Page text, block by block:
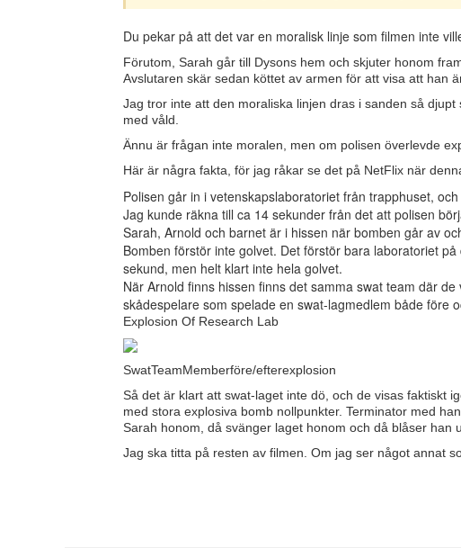
Du pekar på att det var en moralisk linje som filmen inte
Förutom, Sarah går till Dysons hem och skjuter honom
Avslutaren skär sedan köttet av armen för att visa att han
Jag tror inte att den moraliska linjen dras i sanden så
med våld.
Ännu är frågan inte moralen, men om polisen överlevde
Här är några fakta, för jag råkar se det på NetFlix när
Polisen går in i vetenskapslaboratoriet från trapphuset,
Jag kunde räkna till ca 14 sekunder från det att polisen
Sarah, Arnold och barnet är i hissen när bomben går av
Bomben förstör inte golvet. Det förstör bara laboratoriet
sekund, men helt klart inte hela golvet.
När Arnold finns hissen finns det samma swat team där
skådespelare som spelade en swat-lagmedlem både före
Explosion Of Research Lab
SwatTeamMemberföre/efterexplosion
Så det är klart att swat-laget inte dö, och de visas faktiskt
med stora explosiva bomb nollpunkter. Terminator med
Sarah honom, då svänger laget honom och då blåser han
Jag ska titta på resten av filmen. Om jag ser något annat